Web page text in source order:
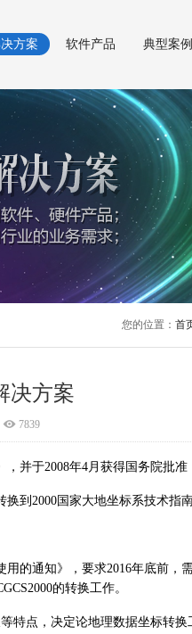
方案 软件产品 典型案例
您的位置： 首
决方案
7839
，并于2008年4月获得国务院批准
换到 2000国家大地坐标系技术指南
用的通知》，要求2016年底前，
的转换工作。
特点，决定论地理数据坐标转